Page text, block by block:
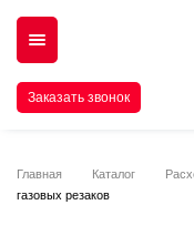
Заказать звонок
Главная Каталог
газовых резаков